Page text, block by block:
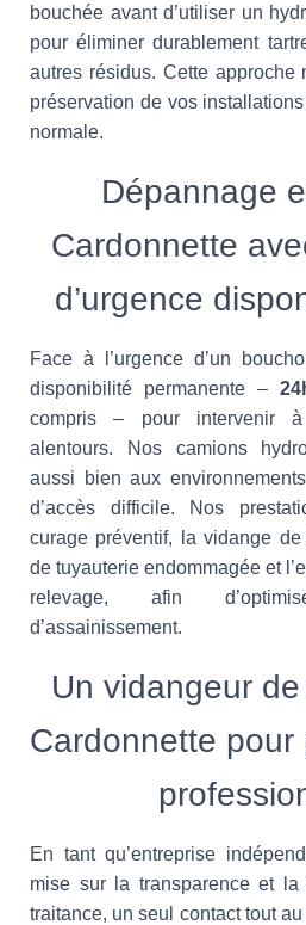
bouchée avant d’utiliser un
pour éliminer durablement
autres résidus. Cette approche
préservation de vos
normale.
Dépannage
Cardonnette
d’urgence
Face à l’urgence d’un
disponibilité permanente –
compris – pour intervenir
alentours. Nos camions
aussi bien aux
d’accès difficile. Nos
curage préventif, la vidange
de tuyauterie endommagée et
relevage, afin
d’assainissement.
Un vidangeur
Cardonnette pour
En tant qu’entreprise
mise sur la transparence et
traitance, un seul contact tout